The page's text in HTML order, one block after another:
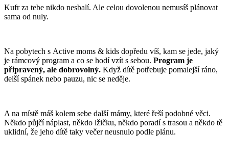
Kufr za tebe nikdo nesbalí. Ale celou dovolenou nemusíš plánovat
sama od nuly.
Na pobytech s Active moms & kids dopředu víš, kam se jede, jaký
je rámcový program a co se hodí vzít s sebou. Program je
připravený, ale dobrovolný. Když dítě potřebuje pomalejší ráno,
delší spánek nebo pauzu, nic se neděje.
A na místě máš kolem sebe další mámy, které řeší podobné věci.
Někdo půjčí náplast, někdo lžičku, někdo poradí s trasou a někdo tě
uklidní, že jeho dítě taky večer neusnulo podle plánu.